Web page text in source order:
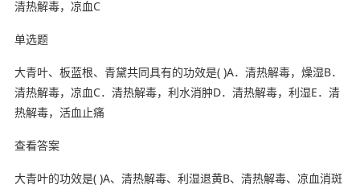
清热解毒，凉血C
单选题
大青叶、板蓝根、青黛共同具有的功效是( )A．清热解毒，燥湿B．
清热解毒，凉血C．清热解毒，利水消肿D．清热解毒，利湿E．清
热解毒，活血止痛
查看答案
大青叶的功效是( )A、清热解毒、利湿退黄B、清热解毒、凉血消斑